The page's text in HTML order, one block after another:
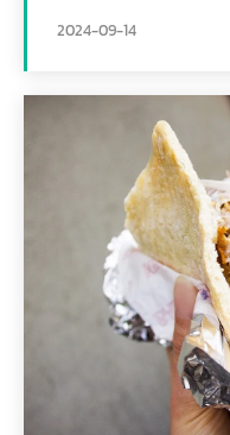
2024-09-14